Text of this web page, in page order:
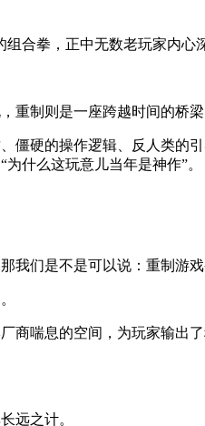
合拳，正中无数老玩家内心
制则是一座跨越时间的桥梁
硬的操作逻辑、反人类的引
什么这玩意儿当年是神作”。
们是不是可以说：重制游戏
喘息的空间，为玩家输出了
之计。